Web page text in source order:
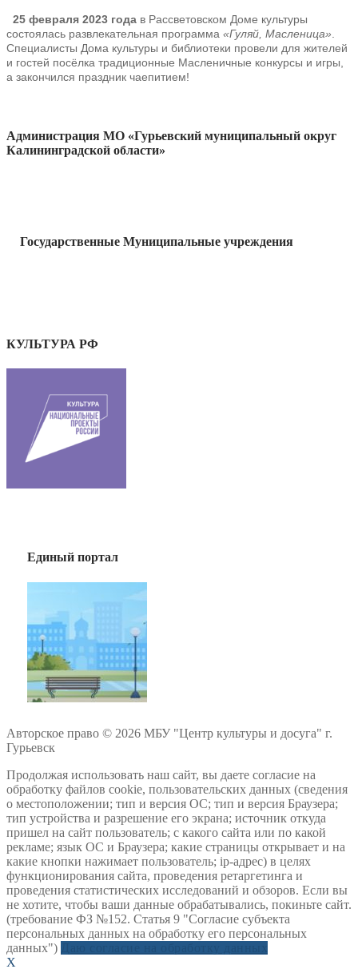
25 февраля 2023 года в Рассветовском Доме культуры
состоялась развлекательная программа «Гуляй, Масленица».
Специалисты Дома культуры и библиотеки провели для жителей
и гостей посёлка традиционные Масленичные конкурсы и игры,
а закончился праздник чаепитием!
Администрация МО «Гурьевский муниципальный округ
Калининградской области»
Государственные Муниципальные учреждения
КУЛЬТУРА РФ
Единый портал
Авторское право © 2026 МБУ "Центр культуры и досуга" г.
Гурьевск
Продолжая использовать наш сайт, вы даете согласие на
обработку файлов cookie, пользовательских данных (сведения
о местоположении; тип и версия ОС; тип и версия Браузера;
тип устройства и разрешение его экрана; источник откуда
пришел на сайт пользователь; с какого сайта или по какой
рекламе; язык ОС и Браузера; какие страницы открывает и на
какие кнопки нажимает пользователь; ip-адрес) в целях
функционирования сайта, проведения ретаргетинга и
проведения статистических исследований и обзоров. Если вы
не хотите, чтобы ваши данные обрабатывались, покиньте сайт.
(требование ФЗ №152. Статья 9 "Согласие субъекта
персональных данных на обработку его персональных
данных")
X